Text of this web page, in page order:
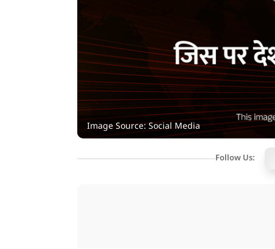
Image Source: Social Media
Follow Us: